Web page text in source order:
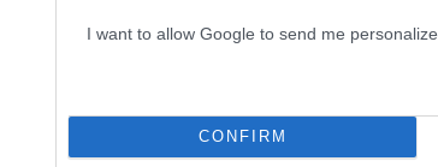
I want to allow Google to send me
CONFIRM